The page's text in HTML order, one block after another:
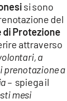
si sono
del
di Protezione
attraverso
a
prenotazione a
– spiega il
mesi